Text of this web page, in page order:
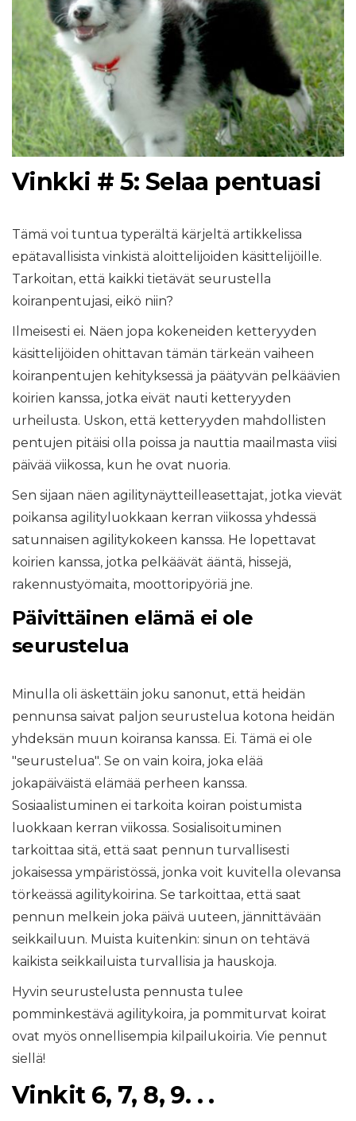
Vinkki # 5: Selaa pentuasi
Tämä voi tuntua typerältä kärjeltä artikkelissa
epätavallisista vinkistä aloittelijoiden käsittelijöille.
Tarkoitan, että kaikki tietävät seurustella
koiranpentujasi, eikö niin?
Ilmeisesti ei. Näen jopa kokeneiden ketteryyden
käsittelijöiden ohittavan tämän tärkeän vaiheen
koiranpentujen kehityksessä ja päätyvän pelkäävien
koirien kanssa, jotka eivät nauti ketteryyden
urheilusta. Uskon, että ketteryyden mahdollisten
pentujen pitäisi olla poissa ja nauttia maailmasta viisi
päivää viikossa, kun he ovat nuoria.
Sen sijaan näen agilitynäytteilleasettajat, jotka vievät
poikansa agilityluokkaan kerran viikossa yhdessä
satunnaisen agilitykokeen kanssa. He lopettavat
koirien kanssa, jotka pelkäävät ääntä, hissejä,
rakennustyömaita, moottoripyöriä jne.
Päivittäinen elämä ei ole
seurustelua
Minulla oli äskettäin joku sanonut, että heidän
pennunsa saivat paljon seurustelua kotona heidän
yhdeksän muun koiransa kanssa. Ei. Tämä ei ole
"seurustelua". Se on vain koira, joka elää
jokapäiväistä elämää perheen kanssa.
Sosiaalistuminen ei tarkoita koiran poistumista
luokkaan kerran viikossa. Sosialisoituminen
tarkoittaa sitä, että saat pennun turvallisesti
jokaisessa ympäristössä, jonka voit kuvitella olevansa
törkeässä agilitykoirina. Se tarkoittaa, että saat
pennun melkein joka päivä uuteen, jännittävään
seikkailuun. Muista kuitenkin: sinun on tehtävä
kaikista seikkailuista turvallisia ja hauskoja.
Hyvin seurustelusta pennusta tulee
pomminkestävä agilitykoira, ja pommiturvat koirat
ovat myös onnellisempia kilpailukoiria. Vie pennut
siellä!
Vinkit 6, 7, 8, 9. . .